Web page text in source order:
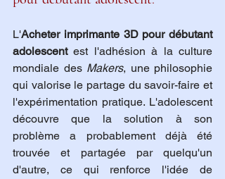
L'Acheter imprimante 3D pour débutant
adolescent est l'adhésion à la culture
mondiale des Makers, une philosophie
qui valorise le partage du savoir-faire et
l'expérimentation pratique. L'adolescent
découvre que la solution à son
problème a probablement déjà été
trouvée et partagée par quelqu'un